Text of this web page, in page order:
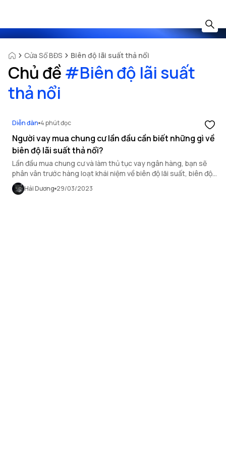
Cửa Sổ BĐS Biên độ lãi suất thả nổi
Chủ đề #Biên độ lãi suất
thả nổi
Diễn đàn 4 phút đọc
Người vay mua chung cư lần đầu cần biết những gì về
biên độ lãi suất thả nổi?
Lần đầu mua chung cư và làm thủ tục vay ngân hàng, bạn sẽ
phân vân trước hàng loạt khái niệm về biên độ lãi suất, biên độ
lãi suất thả nổi. Bài viết dưới đây sẽ giúp bạn nắm rõ về khái
niệm này.
Hải Dương 29/03/2023